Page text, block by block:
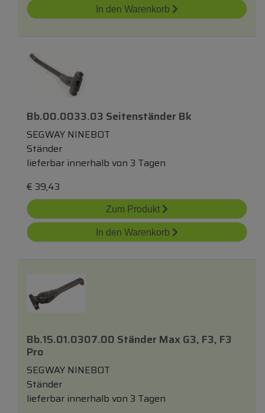
In den Warenkorb
Bb.00.0033.03 Seitenständer Bk
SEGWAY NINEBOT
Ständer
lieferbar innerhalb von 3 Tagen
€ 39,43
Zum Produkt
In den Warenkorb
Bb.15.01.0307.00 Ständer Max G3, F3, F3
Pro
SEGWAY NINEBOT
Ständer
lieferbar innerhalb von 3 Tagen